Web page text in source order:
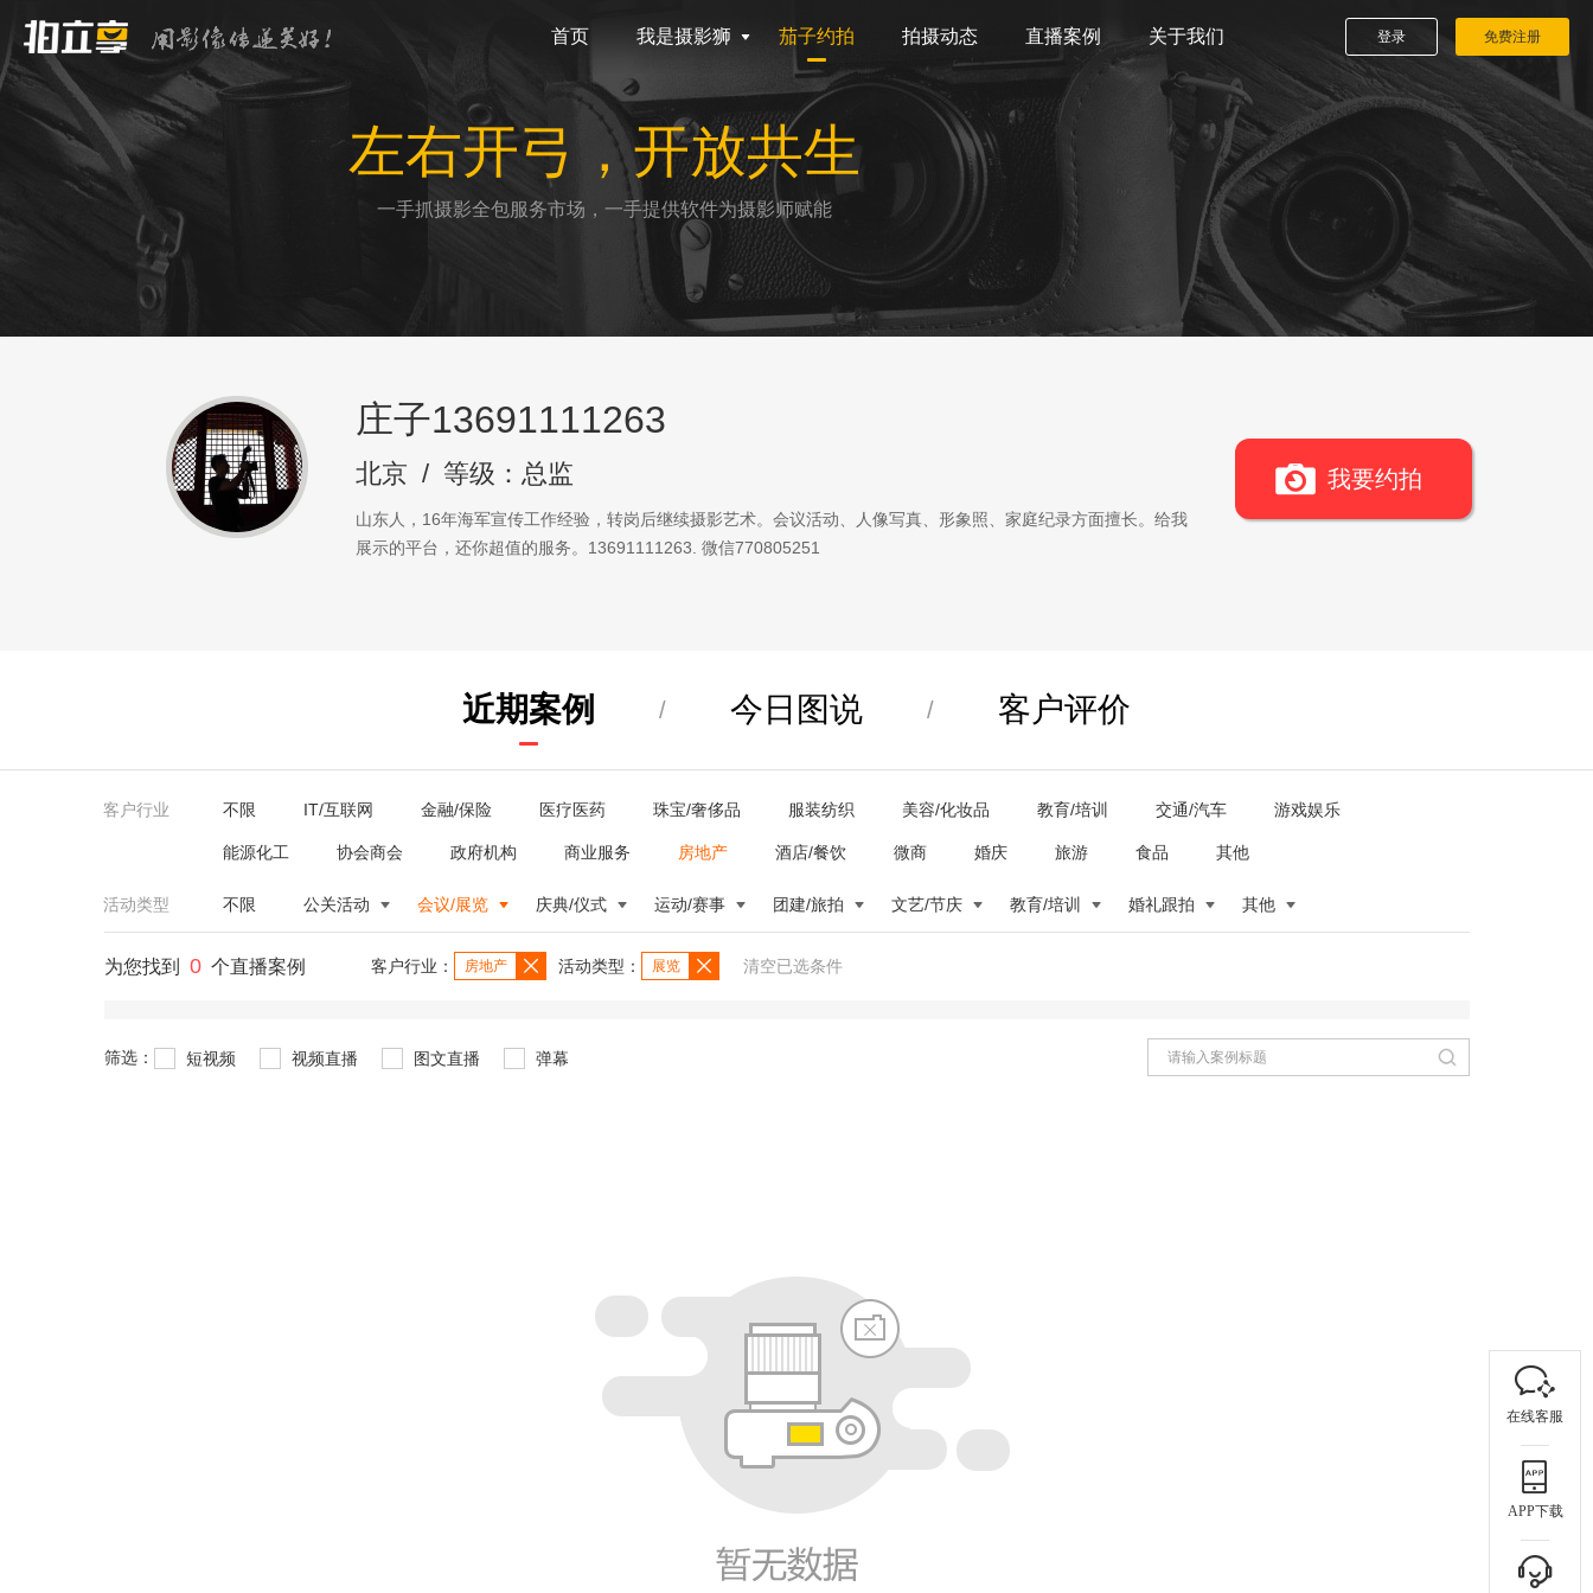
首页 我是摄影狮 茄子约拍 拍摄动态 直播案例 关于我们 登录 免费注册
左右开弓，开放共生
一手抓摄影全包服务市场，一手提供软件为摄影师赋能
庄子13691111263
北京 / 等级：总监
山东人，16年海军宣传工作经验，转岗后继续摄影艺术。会议活动、人像写真、形象照、家庭纪录方面擅长。给我
展示的平台，还你超值的服务。13691111263. 微信770805251
我要约拍
近期案例 / 今日图说 / 客户评价
客户行业 不限 IT/互联网 金融/保险 医疗医药 珠宝/奢侈品 服装纺织 美容/化妆品 教育/培训 交通/汽车 游戏娱乐
能源化工 协会商会 政府机构 商业服务 房地产 酒店/餐饮 微商 婚庆 旅游 食品 其他
活动类型 不限 公关活动 会议/展览 庆典/仪式 运动/赛事 团建/旅拍 文艺/节庆 教育/培训 婚礼跟拍 其他
为您找到 0 个直播案例 客户行业： 房地产 活动类型： 展览 清空已选条件
筛选： 短视频 视频直播 图文直播 弹幕
在线客服
APP下载